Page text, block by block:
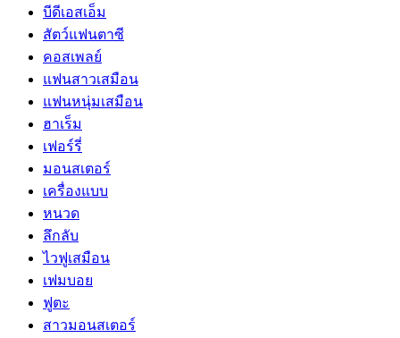
บีดีเอสเอ็ม
สัตว์แฟนตาซี
คอสเพลย์
แฟนสาวเสมือน
แฟนหนุ่มเสมือน
ฮาเร็ม
เฟอร์รี่
มอนสเตอร์
เครื่องแบบ
หนวด
ลึกลับ
ไวฟูเสมือน
เฟมบอย
ฟูตะ
สาวมอนสเตอร์